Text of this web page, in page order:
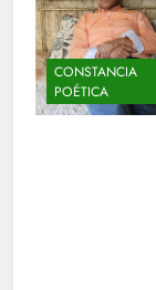
CONSTANCIA
POÉTICA